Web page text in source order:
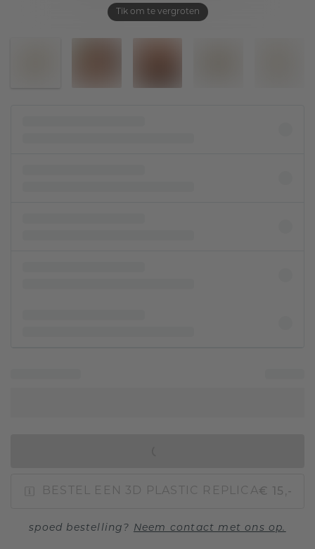
Tik om te vergroten
BESTEL EEN 3D PLASTIC REPLICA€ 15,-
spoed bestelling? Neem contact met ons op.